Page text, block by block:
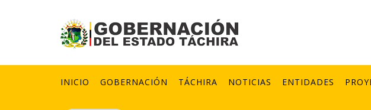
INICIO GOBERNACIÓN TÁCHIRA NOTICIAS ENTIDADES